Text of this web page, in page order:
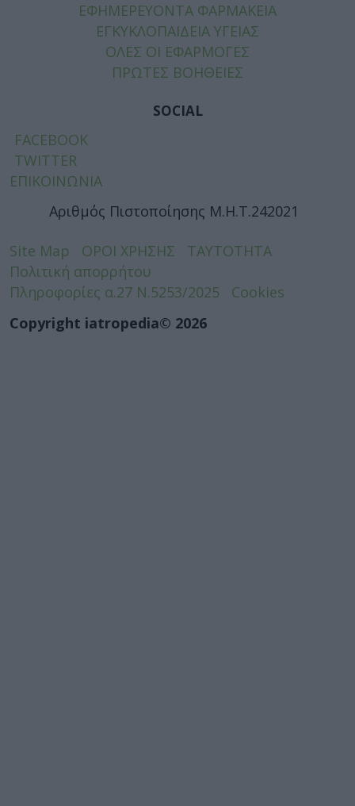
ΕΦΗΜΕΡΕΥΟΝΤΑ ΦΑΡΜΑΚΕΙΑ
ΕΓΚΥΚΛΟΠΑΙΔΕΙΑ ΥΓΕΙΑΣ
ΟΛΕΣ ΟΙ ΕΦΑΡΜΟΓΕΣ
ΠΡΩΤΕΣ ΒΟΗΘΕΙΕΣ
SOCIAL
FACEBOOK
TWITTER
ΕΠΙΚΟΙΝΩΝΙΑ
Αριθμός Πιστοποίησης Μ.Η.Τ.242021
Site Map ΟΡΟΙ ΧΡΗΣΗΣ
ΤΑΥΤΟΤΗΤΑ
Πολιτική απορρήτου
Πληροφορίες α.27 Ν.5253/2025
Cookies
Copyright iatropedia© 2026